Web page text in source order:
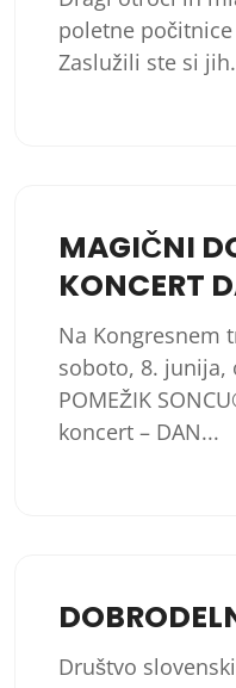
poletne
Zaslužili ste si
MAGIČNI
KONCERT
Na Kongresnem
soboto, 8. junija,
POMEŽIK
koncert – DAN...
Društvo